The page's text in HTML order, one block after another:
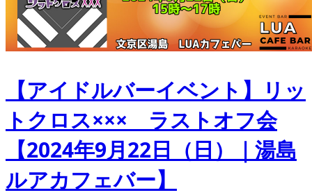
【アイドルバーイベント】リッ
トクロス××× ラストオフ会
【2024年9月22日（日）｜湯島
ルアカフェバー】